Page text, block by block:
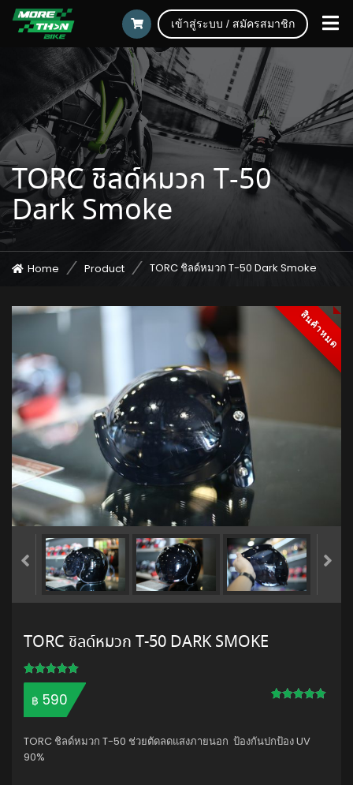
เข้าสู่ระบบ / สมัครสมาชิก
TORC ชิลด์หมวก T-50
Dark Smoke
Home Product TORC ชิลด์หมวก T-50 Dark Smoke
สินค้าหมด
TORC ชิลด์หมวก T-50 DARK SMOKE
Rated5.00
out of 5
based on
1
customer
฿ 590
rating
TORC ชิลด์หมวก T-50 ช่วยตัดลดแสงภายนอก ป้องกันปกป้อง UV
90%